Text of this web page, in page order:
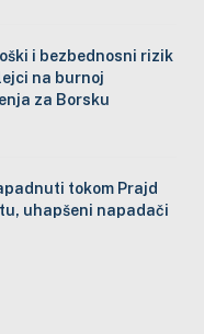
i bezbednosni rizik
na burnoj
za Borsku
tokom Prajd
uhapšeni napadači